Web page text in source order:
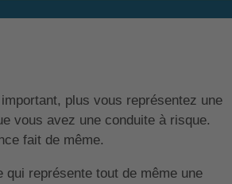
plus vous représentez une
vous avez une conduite à risque.
fait de même.
représente tout de même une